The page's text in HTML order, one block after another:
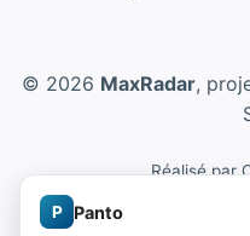
© 2026 MaxRadar,
Réalisé par
P Panto